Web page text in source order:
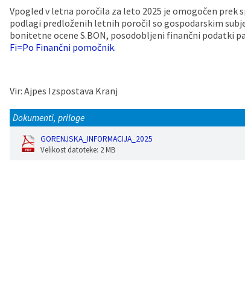
Vpogled v letna poročila za leto 2025 je omogočen prek
podlagi predloženih letnih poročil so gospodarskim
bonitetne ocene S.BON, posodobljeni finančni podatki
Fi=Po Finančni pomočnik.
Vir: Ajpes Izspostava Kranj
Dokumenti, priloge
GORENJSKA_INFORMACIJA_2025
Velikost datoteke: 2 MB
Vaške skupnosti
Častno razsodišče
Gasilstvo, zaščita in reševanje
Načrt ravnanja s stvarnim premoženjem
Galerija slik
MojaObčina.si
Dokumenti v javni obravnavi